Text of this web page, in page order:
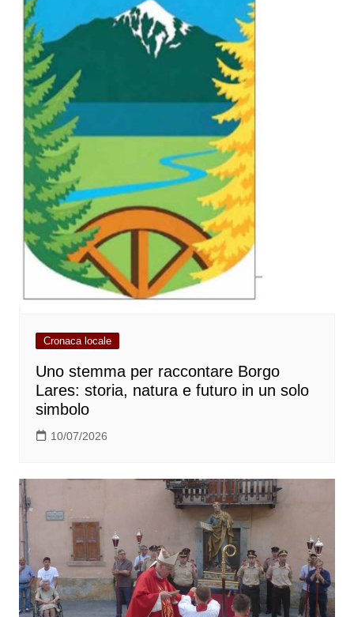
Cronaca locale
Uno stemma per raccontare Borgo
Lares: storia, natura e futuro in un solo
simbolo
10/07/2026